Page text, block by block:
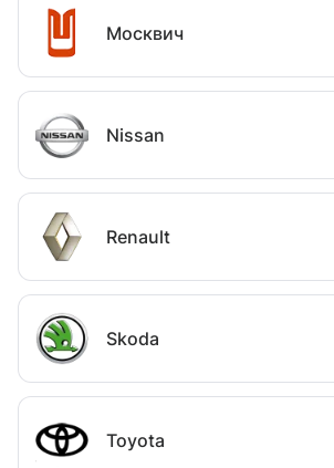
Москвич
Nissan
Renault
Skoda
Toyota